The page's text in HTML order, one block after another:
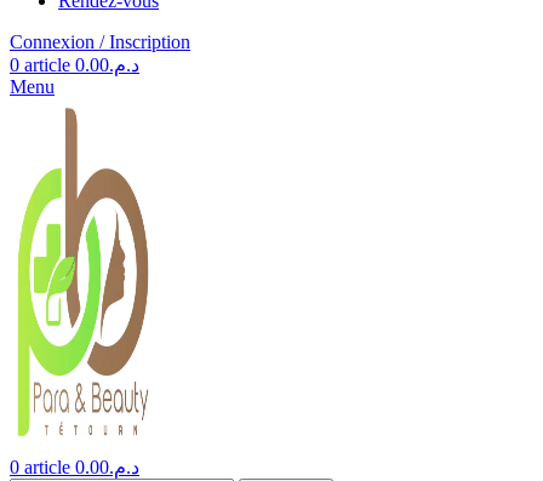
Connexion / Inscription
0 article د.م.0.00
Menu
0 article د.م.0.00